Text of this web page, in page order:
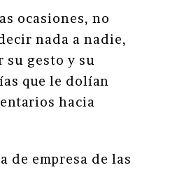
ocasiones, no
nada a nadie,
su gesto y su
que le dolían
hacia
de empresa de las